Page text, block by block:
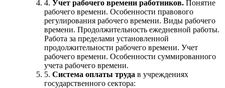
4. Учет рабочего времени работников. Понятие
рабочего времени. Особенности правового
регулирования рабочего времени. Виды рабочего
времени. Продолжительность ежедневной работы.
Работа за пределами установленной
продолжительности рабочего времени. Учет
рабочего времени. Особенности суммированного
учета рабочего времени.
5. Система оплаты труда в учреждениях
государственного сектора: